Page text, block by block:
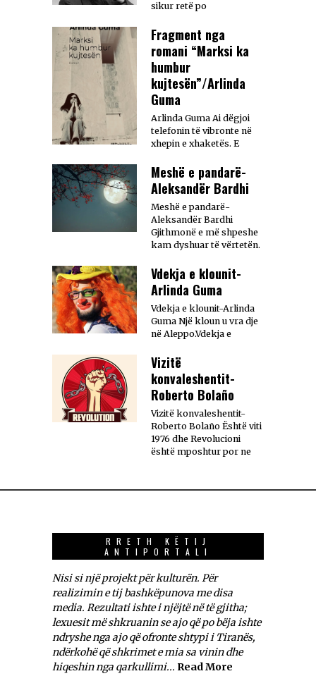
sikur retë po
Fragment nga
romani “Marksi ka
humbur
kujtesën”/Arlinda
Guma
Arlinda Guma Ai dëgjoi
telefonin të vibronte në
xhepin e xhaketës. E
Meshë e pandarë-
Aleksandër Bardhi
Meshë e pandarë-
Aleksandër Bardhi
Gjithmonë e më shpeshe
kam dyshuar të vërtetën.
Vdekja e klounit-
Arlinda Guma
Vdekja e klounit-Arlinda
Guma Një kloun u vra dje
në Aleppo.Vdekja e
Vizitë
konvaleshentit-
Roberto Bolaño
Vizitë konvaleshentit-
Roberto Bolaño Është viti
1976 dhe Revolucioni
është mposhtur por ne
RRETH KËTIJ
ANTIPORTALI
Nisi si një projekt për kulturën. Për
realizimin e tij bashkëpunova me disa
media. Rezultati ishte i njëjtë në të gjitha;
lexuesit më shkruanin se ajo që po bëja ishte
ndryshe nga ajo që ofronte shtypi i Tiranës,
ndërkohë që shkrimet e mia sa vinin dhe
hiqeshin nga qarkullimi... Read More